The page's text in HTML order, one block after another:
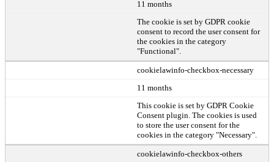
11 months
The cookie is set by GDPR cookie
consent to record the user consent for
the cookies in the category
"Functional".
cookielawinfo-checkbox-necessary
11 months
This cookie is set by GDPR Cookie
Consent plugin. The cookies is used
to store the user consent for the
cookies in the category "Necessary".
cookielawinfo-checkbox-others